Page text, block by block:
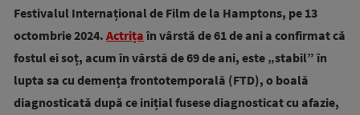
Festivalul Internațional de Film de la Hamptons, pe 13
octombrie 2024. Actrița în vârstă de 61 de ani a confirmat că
fostul ei soț, acum în vârstă de 69 de ani, este „stabil” în
lupta sa cu demența frontotemporală (FTD), o boală
diagnosticată după ce inițial fusese diagnosticat cu afazie,